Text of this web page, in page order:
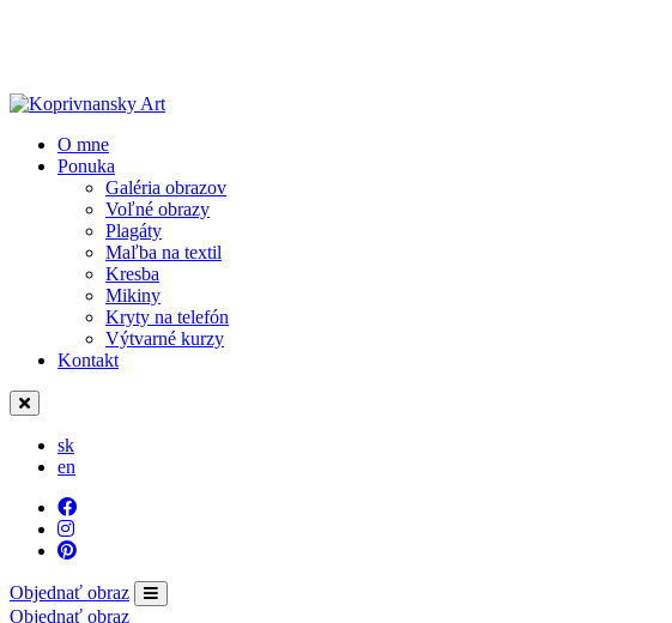
O mne
Ponuka
Galéria obrazov
Voľné obrazy
Plagáty
Maľba na textil
Kresba
Mikiny
Kryty na telefón
Výtvarné kurzy
Kontakt
sk
en
Objednať obraz
Objednať obraz